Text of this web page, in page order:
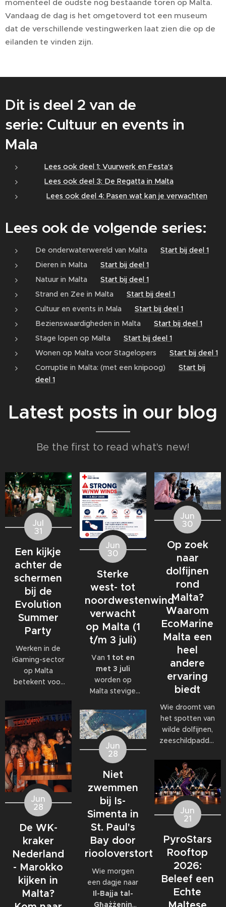
momenteel de oudste nog bestaande toren op Malta.
Vandaag de dag is het omgetoverd tot een museum
dat de verschillende vestingwerken laat zien die op de
eilanden te vinden zijn.
Dit is deel 2 van de
serie: Cultuur en events in
Mala
Lees ook deel 1: Vuurwerk en Festa's
Lees ook deel 3: De Regatta in Malta
Lees ook deel 4: Pasen wat kan je verwachten
Lees ook de volgende series:
De onderwaterwereld van Malta 👉 Start bij deel 1
Dieren in Malta 👉 Start bij deel 1
Natuur in Malta 👉 Start bij deel 1
Strand en Zee in Malta 👉 Start bij deel 1
Cultuur en events in Mala 👉 Start bij deel 1
Bezienswaardigheden in Malta 👉 Start bij deel 1
Stage lopen op Malta 👉 Start bij deel 1
Wonen op Malta voor Stagelopers 👉 Start bij deel 1
Corruptie in Malta: (met een knipoog) 👉 Start bij
deel 1
Latest posts in our blog
Be the first to read what's new!
Jul
31
Een kijkje
achter de
schermen
bij de
Evolution
Summer
Party
Werken in de
iGaming-sector
op Malta
betekent voor
meer dan alleen
een baan. Veel
bedrijven
bieden
behoorlijk wat
extra's, van
teamuitjes en
interne
activiteiten tot
grote
personeelsfeesten.
En als je bij een
internationaal
bedrijf met
honderden
collega's werkt,
kunnen die
feesten
Jun
30
Sterke
west- tot
noordwestenwind
verwacht
op Malta (1
t/m 3 juli)
Van 1 tot en
met 3 juli
worden op
Malta stevige
noordwestenwinden
(W/NW)
verwacht.
Volgens het
Malta Red Cross
kan de wind
tijdelijk
toenemen tot
windkracht 6
met name op
donderdag 2
juli.
Jun
30
Op zoek
naar
dolfijnen
rond
Malta?
Waarom
EcoMarine
Malta een
heel
andere
ervaring
biedt
Wie droomt van
het spotten van
wilde dolfijnen,
zeeschildpadden
zeeleven
tijdens een
verblijf op Malta,
komt al snel tot
de ontdekking
dat daar
eigenlijk maar
één organisatie
volledig op is
gespecialiseerd:
EcoMarine
Jun
28
De WK-
kraker
Nederland
- Marokko
kijken in
Malta?
Jun
28
Niet
zwemmen
bij Is-
Simenta in
St. Paul's
Bay door
riooloverstort
Wie morgen
een dagje naar
Il-Bajja tal-
Għażżenin
Jun
21
PyroStars
Rooftop
2026:
Beleef een
Echte